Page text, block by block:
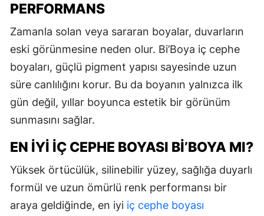
PERFORMANS
Zamanla solan veya sararan boyalar, duvarların
eski görünmesine neden olur. Bi’Boya iç cephe
boyaları, güçlü pigment yapısı sayesinde uzun
süre canlılığını korur. Bu da boyanın yalnızca ilk
gün değil, yıllar boyunca estetik bir görünüm
sunmasını sağlar.
EN İYI İÇ CEPHE BOYASI BI’BOYA MI?
Yüksek örtücülük, silinebilir yüzey, sağlığa duyarlı
formül ve uzun ömürlü renk performansı bir
araya geldiğinde, en iyi iç cephe boyası